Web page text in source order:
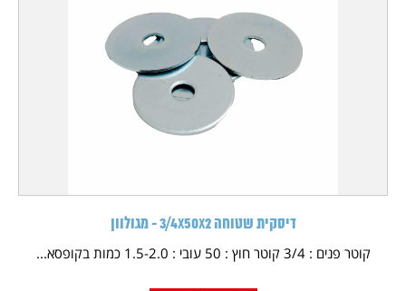
דיסקית שטוחה 3/4X50X2 - מגולוון
קוטר פנים : 3/4 קוטר חוץ : 50 עובי : 1.5-2.0 כמות בקופסא...